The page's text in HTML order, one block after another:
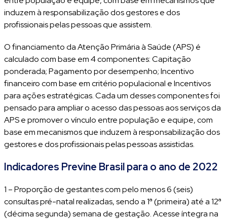
induzem à responsabilização dos gestores e dos
profissionais pelas pessoas que assistem.
O financiamento da Atenção Primária à Saúde (APS) é
calculado com base em 4 componentes: Capitação
ponderada; Pagamento por desempenho; Incentivo
financeiro com base em critério populacional e Incentivos
para ações estratégicas. Cada um desses componentes foi
pensado para ampliar o acesso das pessoas aos serviços da
APS e promover o vínculo entre população e equipe, com
base em mecanismos que induzem à responsabilização dos
gestores e dos profissionais pelas pessoas assistidas.
Indicadores Previne Brasil para o ano de 2022
1 – Proporção de gestantes com pelo menos 6 (seis)
consultas pré-natal realizadas, sendo a 1ª (primeira) até a 12ª
(décima segunda) semana de gestação. Acesse íntegra na